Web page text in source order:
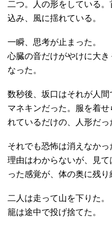
二つ。人の形をしている
込み、風に揺れている。
一瞬、思考が止まった。
心臓の音だけがやけに大き
なった。
数秒後、坂口はそれが人間
マネキンだった。服を着
れているだけの、人形だっ
それでも恐怖は消えなかっ
理由はわからないが、見
った感覚が、体の奥に残り
二人は走って山を下りた。
籠は途中で投げ捨てた。